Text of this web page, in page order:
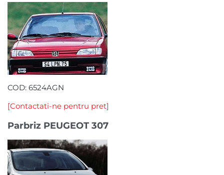
COD: 6524AGN
[Contactati-ne pentru pret]
Parbriz PEUGEOT 307